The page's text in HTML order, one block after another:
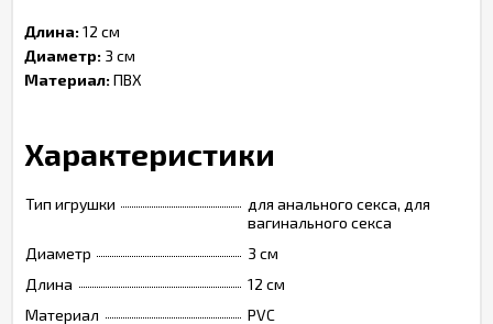
Длина:12 см
Диаметр: 3 см
Материал:ПВХ
Характеристики
Тип игрушки
для анального секса, для
вагинального секса
Диаметр
3 см
Длина
12 см
Материал
PVC